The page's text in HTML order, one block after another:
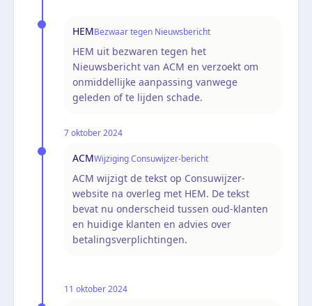
HEMBezwaar tegen Nieuwsbericht
HEM uit bezwaren tegen het
Nieuwsbericht van ACM en verzoekt om
onmiddellijke aanpassing vanwege
geleden of te lijden schade.
7 oktober 2024
ACMWijziging Consuwijzer-bericht
ACM wijzigt de tekst op Consuwijzer-
website na overleg met HEM. De tekst
bevat nu onderscheid tussen oud-klanten
en huidige klanten en advies over
betalingsverplichtingen.
11 oktober 2024